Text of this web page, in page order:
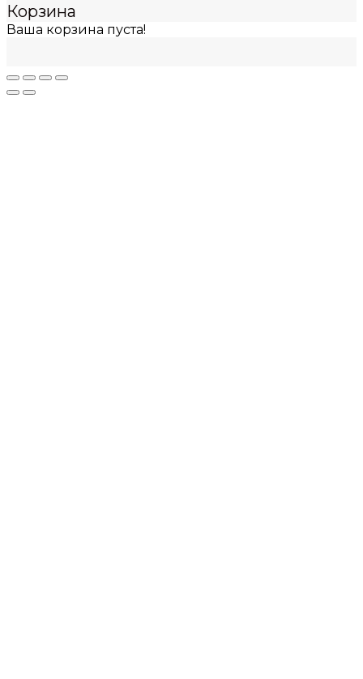
Корзина
Ваша корзина пуста!